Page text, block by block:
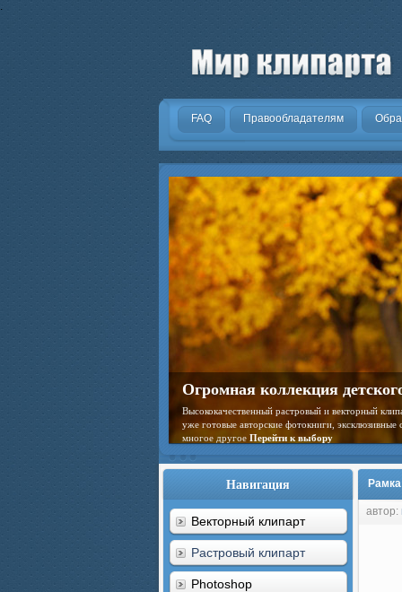
.
FAQ Правообладателям
Огромная коллекция
Высококачественный растровый и векторный
уже готовые авторские фотокниги,
многое другое Перейти к выбору
Навигация
Векторный клипарт
Растровый клипарт
Photoshop
автор: